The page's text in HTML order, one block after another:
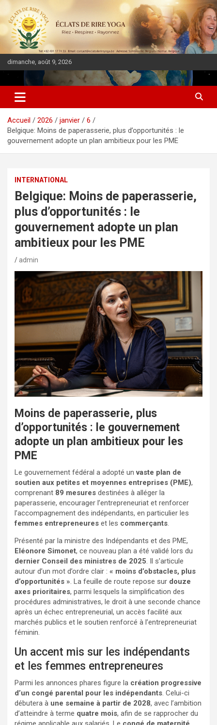
dimanche, août 9, 2026
DIASPORA PULSE
Accueil 2026 janvier
6
Belgique: Moins de paperasserie, plus d’opportunités : le
gouvernement adopte un plan ambitieux pour les PME
INTERNATIONAL
Belgique: Moins de paperasserie,
plus d’opportunités : le
gouvernement adopte un plan
ambitieux pour les PME
admin
Moins de paperasserie, plus
d’opportunités : le gouvernement
adopte un plan ambitieux pour les
PME
Le gouvernement fédéral a adopté unvaste plan de
soutien aux petites et moyennes entreprises (PME),
comprenant 89 mesures destinées à alléger la
paperasserie, encourager l’entrepreneuriat et renforcer
l’accompagnement des indépendants, en particulier les
femmes entrepreneures et les commerçants.
Présenté par la ministre des Indépendants et des PME,
Eléonore Simonet, ce nouveau plan a été validé lors du
dernier Conseil des ministres de 2025. Il s’articule
autour d’un mot d’ordre clair : « moins d’obstacles, plus
d’opportunités ». La feuille de route repose sur douze
axes prioritaires, parmi lesquels la simplification des
procédures administratives, le droit à une seconde chance
après un échec entrepreneurial, un accès facilité aux
marchés publics et le soutien renforcé à l’entrepreneuriat
féminin.
Un accent mis sur les indépendants
et les femmes entrepreneures
Parmi les annonces phares figure la création progressive
d’un congé parental pour les indépendants. Celui-ci
débutera à une semaine à partir de 2028, avec l’ambition
d’atteindre à terme quatre mois, afin de se rapprocher du